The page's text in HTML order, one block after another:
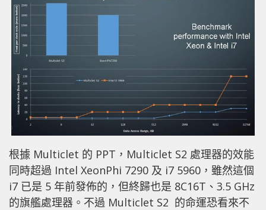
根據 Multiclet 的 PPT，Multiclet S2 處理器的效能
同時超過 Intel XeonPhi 7290 及 i7 5960，雖然這個
i7 已是 5 年前發佈的，但終歸也是 8C16T、3.5 GHz
的旗艦處理器。不過 Multiclet S2 的命運恐看來不